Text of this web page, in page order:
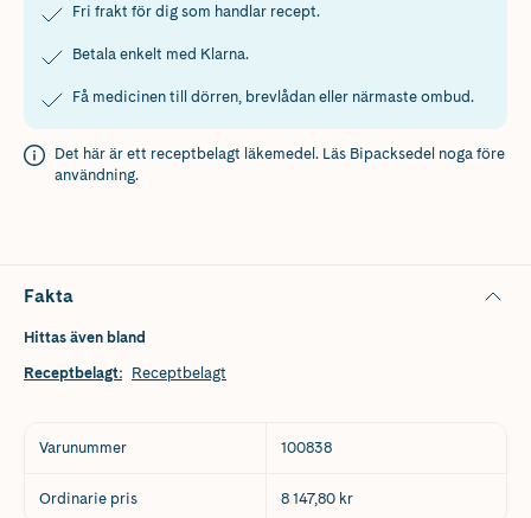
Fri frakt för dig som handlar recept.
Betala enkelt med Klarna.
Få medicinen till dörren, brevlådan eller närmaste ombud.
Det här är ett receptbelagt läkemedel. Läs Bipacksedel noga före
användning.
Fakta
Hittas även bland
Receptbelagt: Receptbelagt
Varunummer 100838
Ordinarie pris 8 147,80 kr